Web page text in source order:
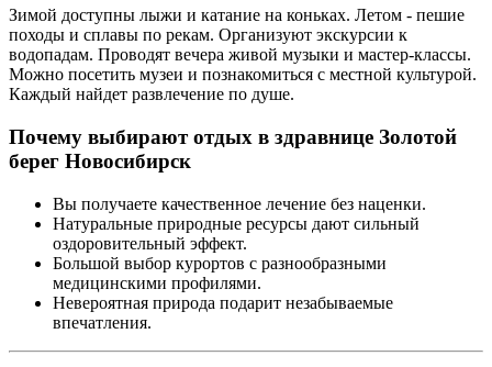
Зимой доступны лыжи и катание на коньках. Летом - пешие
походы и сплавы по рекам. Организуют экскурсии к
водопадам. Проводят вечера живой музыки и мастер-классы.
Можно посетить музеи и познакомиться с местной культурой.
Каждый найдет развлечение по душе.
Почему выбирают отдых в здравнице Золотой
берег Новосибирск
Вы получаете качественное лечение без наценки.
Натуральные природные ресурсы дают сильный
оздоровительный эффект.
Большой выбор курортов с разнообразными
медицинскими профилями.
Невероятная природа подарит незабываемые
впечатления.